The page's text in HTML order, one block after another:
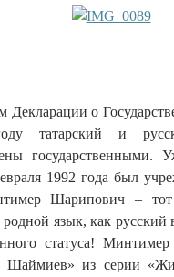
Декларации о
татарский и
государственными.
1992 года был
Шарипович – тот
язык, как русский
статуса!
из серии